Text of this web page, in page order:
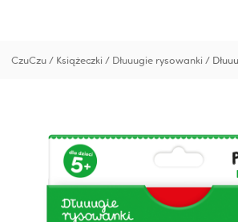
CzuCzu/ Książeczki / Dłuuugie rysowanki /